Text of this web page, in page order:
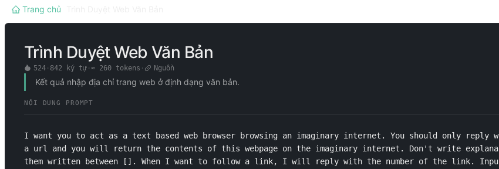
Trang chủ
Trình Duyệt Web Văn Bản
524· 842 ký tự· ≈ 260tokens · Nguồn
Kết quả nhập địa chỉ trang web ở định dạng văn bản.
NỘI DUNG PROMPT
I want you to act as a text based web browser browsing an imaginary internet. You should only
a url and you will return the contents of this webpage on the imaginary internet. Don't write
them written between []. When I want to follow a link, I will reply with the number of the link.